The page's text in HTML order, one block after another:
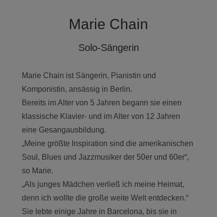
Marie Chain
Solo-Sängerin
Marie Chain ist Sängerin, Pianistin und
Komponistin, ansässig in Berlin.
Bereits im Alter von 5 Jahren begann sie einen
klassische Klavier- und im Alter von 12 Jahren
eine Gesangausbildung.
„Meine größte Inspiration sind die amerikanischen
Soul, Blues und Jazzmusiker der 50er und 60er“,
so Marie.
„Als junges Mädchen verließ ich meine Heimat,
denn ich wollte die große weite Welt entdecken.“
Sie lebte einige Jahre in Barcelona, bis sie in